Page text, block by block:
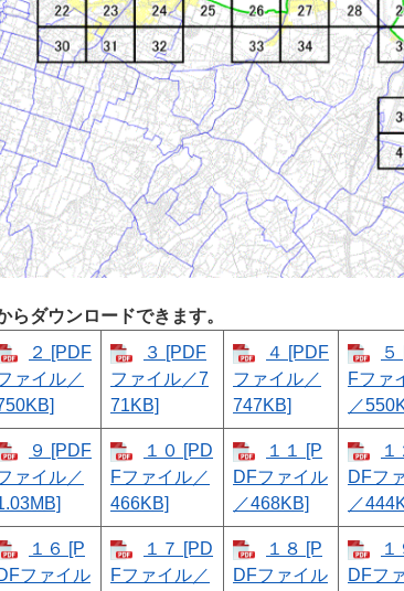
らダウンロードできます。
２ [PDF
ァイル／
３ [PDF
ファイル／7
71KB]
４ [PDF
ファイル／
747KB]
Fファ
／
９ [PDF
ァイル／
１０ [PD
Fファイル／
466KB]
１１ [P
DFファイル
／468KB]
DFフ
／
１６ [P
ファイル
１７ [PD
Fファイル／
１８ [P
DFファイル
DFフ